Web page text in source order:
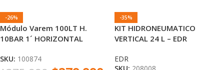
-26%
Módulo Varem 100LT H.
10BAR 1´ HORIZONTAL
SKU: 100874
-35%
KIT HIDRONEUMATICO
VERTICAL 24 L – EDR
EDR